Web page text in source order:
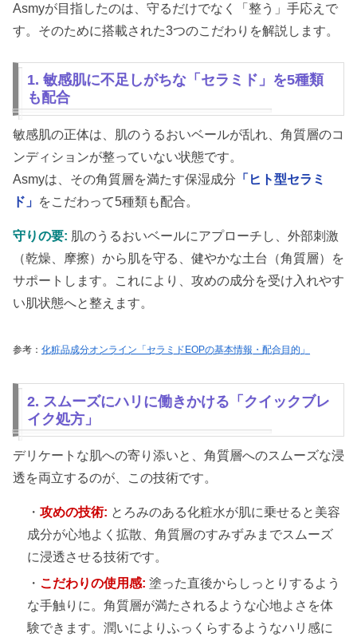
Asmyが目指したのは、守るだけでなく「整う」手応えで
す。そのために搭載された3つのこだわりを解説します。
1. 敏感肌に不足しがちな「セラミド」を5種類
も配合
敏感肌の正体は、肌のうるおいベールが乱れ、角質層のコ
ンディションが整っていない状態です。
Asmyは、その角質層を満たす保湿成分 「ヒト型セラミ
ド」 をこだわって5種類も配合。
守りの要: 肌のうるおいベールにアプローチし、外部刺激
（乾燥、摩擦）から肌を守る、健やかな土台（角質層）を
サポートします。これにより、攻めの成分を受け入れやす
い肌状態へと整えます。
参考： 化粧品成分オンライン「セラミドEOPの基本情報・配合目的」
2. スムーズにハリに働きかける「クイックブレ
イク処方」
デリケートな肌への寄り添いと、角質層へのスムーズな浸
透を両立するのが、この技術です。
・攻めの技術: とろみのある化粧水が肌に乗せると美容
成分が心地よく拡散、角質層のすみずみまでスムーズ
に浸透させる技術です。
・ こだわりの使用感: 塗った直後からしっとりするよう
な手触りに。角質層が満たされるような心地よさを体
験できます。潤いによりふっくらするようなハリ感に